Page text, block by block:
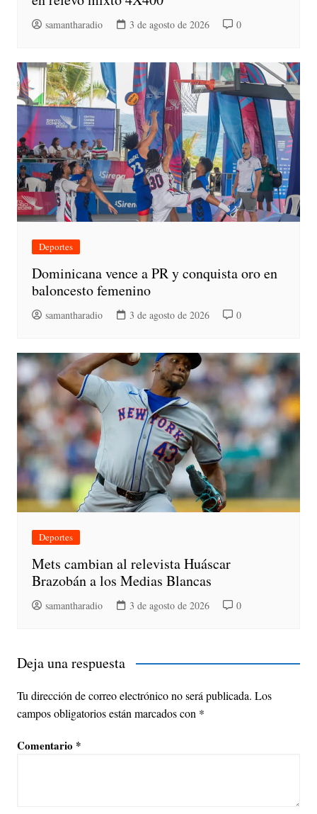
samantharadio 3 de agosto de 2026 0
Deportes
Dominicana vence a PR y conquista oro en
baloncesto femenino
samantharadio 3 de agosto de 2026 0
Deportes
Mets cambian al relevista Huáscar
Brazobán a los Medias Blancas
samantharadio 3 de agosto de 2026 0
Deja una respuesta
Tu dirección de correo electrónico no será publicada. Los
campos obligatorios están marcados con *
Comentario *